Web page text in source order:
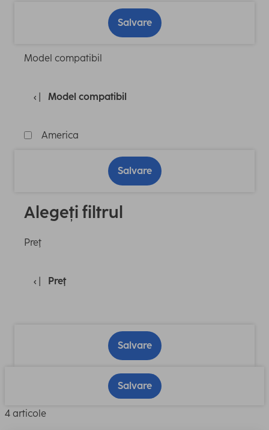
Salvare
Model compatibil
Model compatibil
America
Salvare
Alegeți filtrul
Preţ
Preţ
Salvare
Salvare
4 articole